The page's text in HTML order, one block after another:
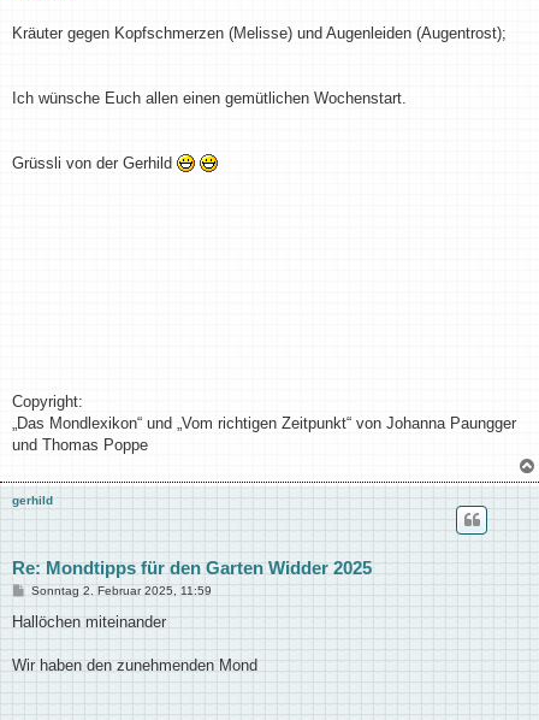
Kräuter gegen Kopfschmerzen (Melisse) und Augenleiden (Augentrost);
Ich wünsche Euch allen einen gemütlichen Wochenstart.
Grüssli von der Gerhild
Copyright:
„Das Mondlexikon“ und „Vom richtigen Zeitpunkt“ von Johanna Paungger
und Thomas Poppe
gerhild
Re: Mondtipps für den Garten Widder 2025
B
i
a
Sonntag 2. Februar 2025, 11:59
Hallöchen miteinander
Wir haben den zunehmenden Mond